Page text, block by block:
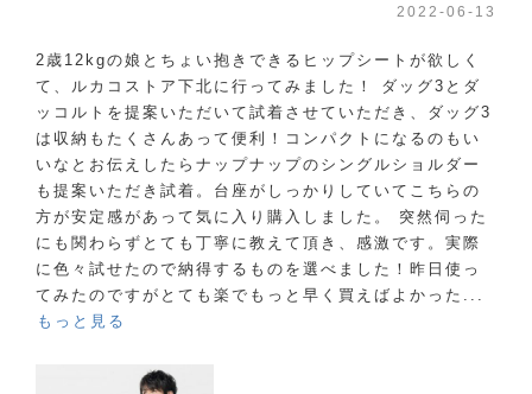
2022-06-13
2歳12kgの娘とちょい抱きできるヒップシートが欲しく
て、ルカコストア下北に行ってみました！ ダッグ3とダ
ッコルトを提案いただいて試着させていただき、ダッグ3
は収納もたくさんあって便利！コンパクトになるのもい
いなとお伝えしたらナップナップのシングルショルダー
も提案いただき試着。台座がしっかりしていてこちらの
方が安定感があって気に入り購入しました。 突然伺った
にも関わらずとても丁寧に教えて頂き、感激です。実際
に色々試せたので納得するものを選べました！昨日使っ
てみたのですがとても楽でもっと早く買えばよかった...
もっと見る